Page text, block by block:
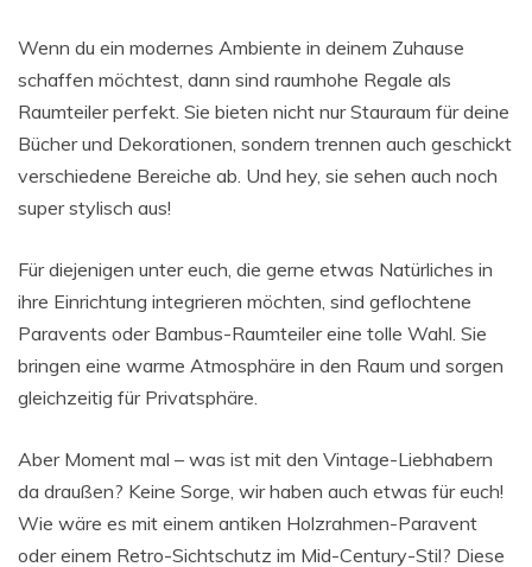
Wenn du ein modernes Ambiente in deinem Zuhause
schaffen möchtest, dann sind raumhohe Regale als
Raumteiler perfekt. Sie bieten nicht nur Stauraum für deine
Bücher und Dekorationen, sondern trennen auch geschickt
verschiedene Bereiche ab. Und hey, sie sehen auch noch
super stylisch aus!
Für diejenigen unter euch, die gerne etwas Natürliches in
ihre Einrichtung integrieren möchten, sind geflochtene
Paravents oder Bambus-Raumteiler eine tolle Wahl. Sie
bringen eine warme Atmosphäre in den Raum und sorgen
gleichzeitig für Privatsphäre.
Aber Moment mal – was ist mit den Vintage-Liebhabern
da draußen? Keine Sorge, wir haben auch etwas für euch!
Wie wäre es mit einem antiken Holzrahmen-Paravent
oder einem Retro-Sichtschutz im Mid-Century-Stil? Diese